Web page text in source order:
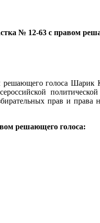
№ 12-63 с правом
решающего голоса Шарик
Всероссийской
прав и права
решающего голоса: